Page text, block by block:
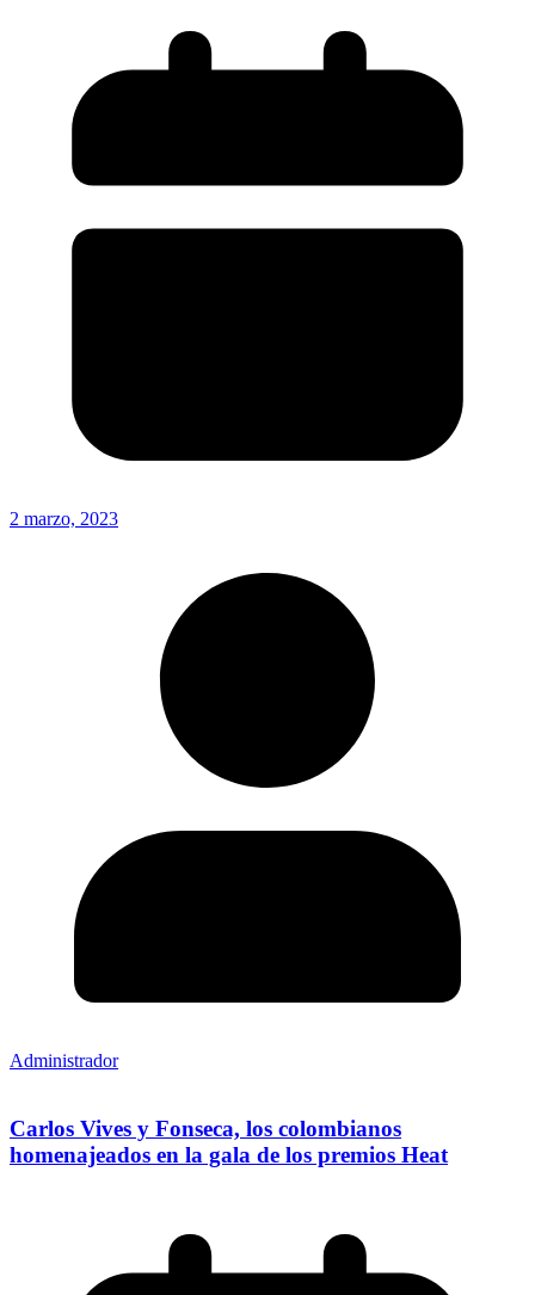
2 marzo, 2023
Administrador
Carlos Vives y Fonseca, los colombianos
homenajeados en la gala de los premios Heat